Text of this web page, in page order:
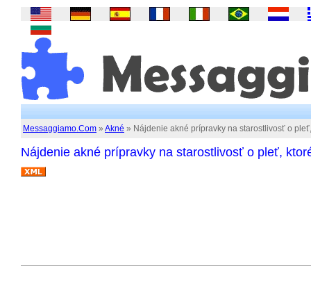
Messaggiamo.Com » Akné » Nájdenie akné prípravky na starostlivosť o
Nájdenie akné prípravky na starostlivosť o pleť,